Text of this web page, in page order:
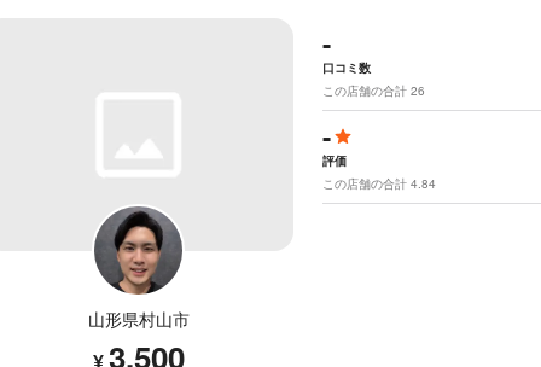
山形県村山市
3,500
-
口コミ数
この店舗の合計 26
-
評価
この店舗の合計 4.84